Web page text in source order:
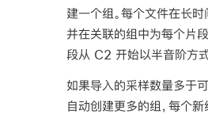
建一个组。每个文件在长时
并在关联的组中为每个片
段从 C2 开始以半音阶方式
如果导入的采样数量多于
自动创建更多的组，每个